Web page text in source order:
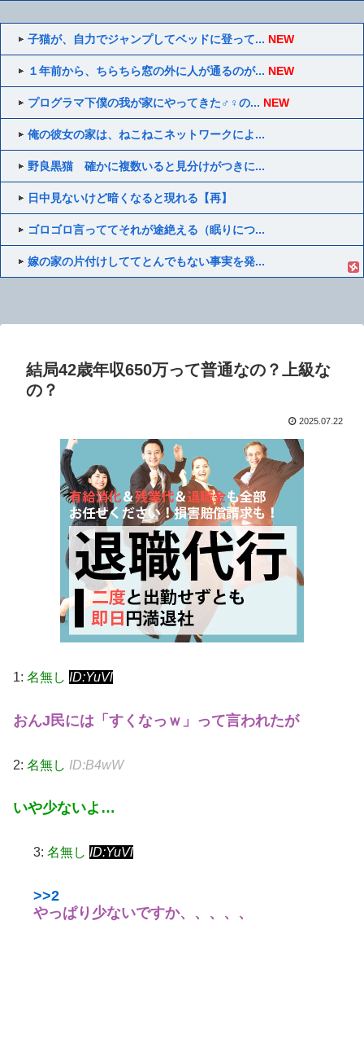
子猫が、自力でジャンプしてベッドに登って... NEW
１年前から、ちらちら窓の外に人が通るのが... NEW
プログラマ下僕の我が家にやってきた♂♀の... NEW
俺の彼女の家は、ねこねこネットワークによ...
野良黒猫 確かに複数いると見分けがつきに...
日中見ないけど暗くなると現れる【再】
ゴロゴロ言っててそれが途絶える（眠りにつ...
嫁の家の片付けしててとんでもない事実を発...
結局42歳年収650万って普通なの？上級な
の？
2025.07.22
1: 名無し ID:YuVl
おんJ民には「すくなっｗ」って言われたが
2: 名無し ID:B4wW
いや少ないよ…
3: 名無し ID:YuVl
>>2
やっぱり少ないですか、、、、、